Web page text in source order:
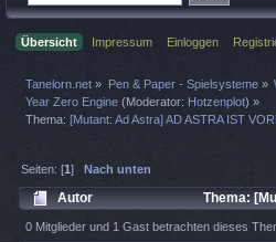
Übersicht Impressum Einloggen
Tanelorn.net » Pen & Paper - Spielsysteme»
Year Zero Engine (Moderator: Hotzenplot) »
Thema:[Mutant: Ad Astra] AD ASTRA IST
Seiten: [1]Nach unten
Autor
Thema:
VORBESTELLBAR! (Gelesen 7637
0 Mitglieder und 1 Gast betrachten dieses